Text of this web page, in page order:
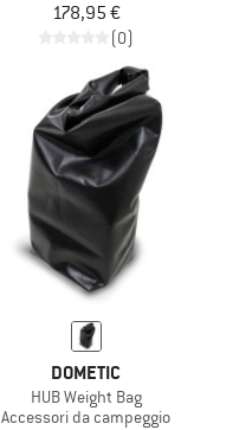
178,95 €
(0)
DOMETIC
HUB Weight Bag
Accessori da campeggio